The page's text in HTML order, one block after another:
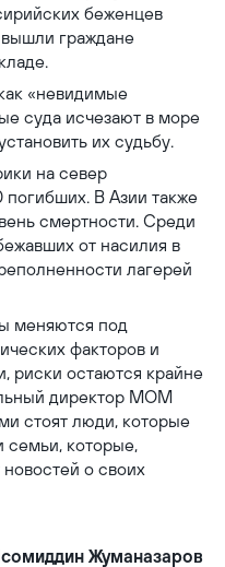
беженцев
граждане
«невидимые
суда исчезают в море
их судьбу.
на север
погибших. В Азии также
смертности. Среди
от насилия в
лагерей
меняются под
факторов и
риски остаются крайне
директор МОМ
стоят люди, которые
семьи, которые,
о своих
Жуманазаров